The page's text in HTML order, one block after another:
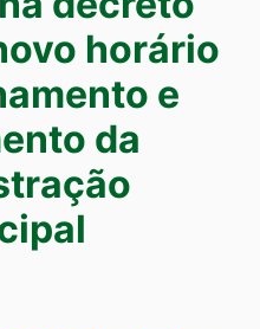
horário
e
da